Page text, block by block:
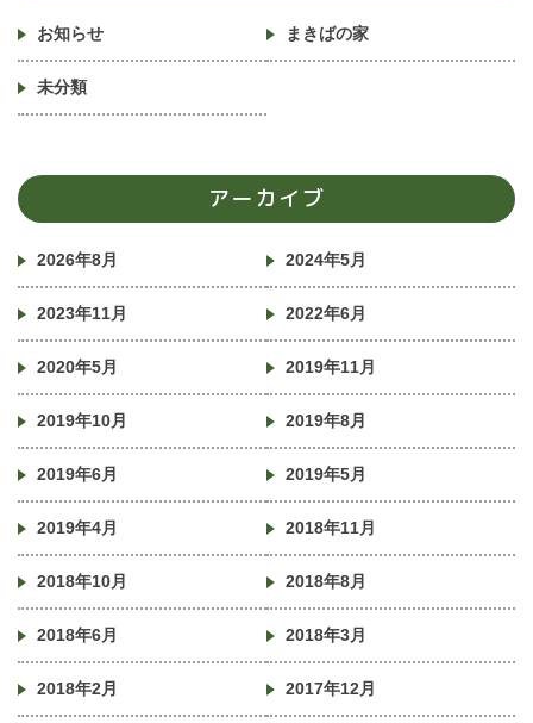
お知らせ まきばの家
未分類
アーカイブ
2026年8月 2024年5月
2023年11月 2022年6月
2020年5月 2019年11月
2019年10月 2019年8月
2019年6月 2019年5月
2019年4月 2018年11月
2018年10月 2018年8月
2018年6月 2018年3月
2018年2月 2017年12月